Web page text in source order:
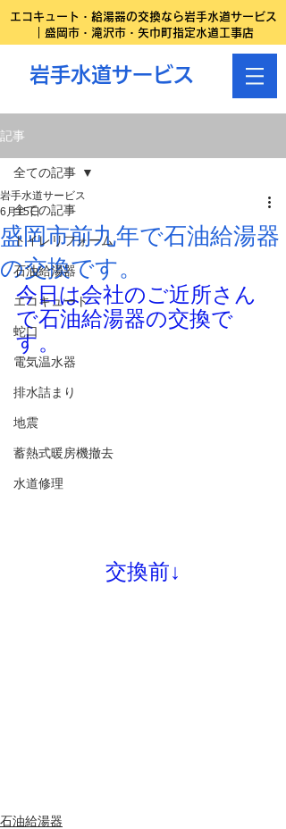
エコキュート・給湯器の交換なら岩手水道サービス
｜盛岡市・滝沢市・矢巾町指定水道工事店
岩手水道サービス
記事
全ての記事
トイレリフォーム
石油給湯器
エコキュート
蛇口
電気温水器
排水詰まり
地震
蓄熱式暖房機撤去
水道修理
全ての記事
盛岡市前九年で石油給湯器
の交換です。
岩手水道サービス
6月15日
今日は会社のご近所さん
で石油給湯器の交換で
す。
交換前↓
石油給湯器